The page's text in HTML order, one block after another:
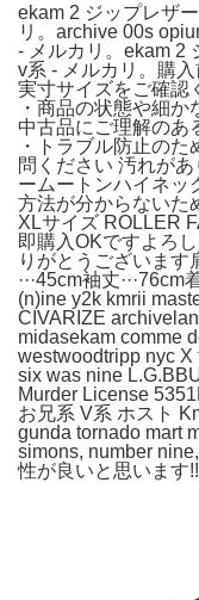
ekam 2 ジップレザ
リ。archive 00s
- メルカリ。ekam 2
v系 - メルカリ。購
実寸サイズをご確認
・商品の状態や細
中古品にご理解のあ
・トラブル防止の
問ください 汚れが
ームートンハイネッ
方法が分からないた
XLサイズ ROLLER
即購入OKですよろ
りがとうございます
···45cm袖丈
(n)ine y2k kmrii
CIVARIZE
midasekam comme
westwoodtripp nyc X
six was nine
Murder License
お兄系 V系 ホスト
gunda tornado mart
simons, number
性が良いと思います!!